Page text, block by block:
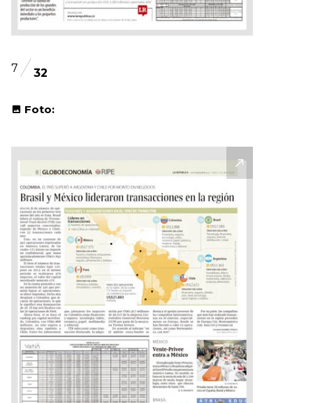
7 32
Foto: